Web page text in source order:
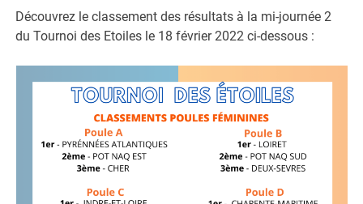
Découvrez le classement des résultats à la mi-journée 2
du Tournoi des Etoiles le 18 février 2022 ci-dessous :